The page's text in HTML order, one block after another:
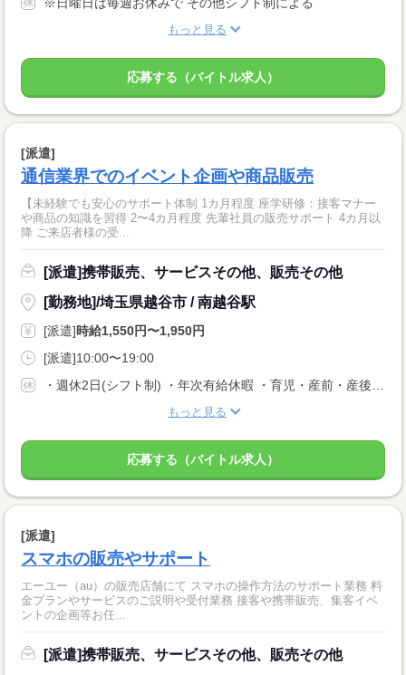
※日曜日は毎週お休みで その他シフト制による
もっと見る
応募する（バイトル求人）
[派遣]
通信業界でのイベント企画や商品販売
【未経験でも安心のサポート体制 1カ月程度 座学研修：接客マナー
や商品の知識を習得 2〜4カ月程度 先輩社員の販売サポート 4カ月以
降 ご来店者様の受...
[派遣]携帯販売、サービスその他、販売その他
[勤務地]/埼玉県越谷市 / 南越谷駅
[派遣]時給1,550円〜1,950円
[派遣]10:00〜19:00
・週休2日(シフト制) ・年次有給休暇 ・育児・産前・産後休暇 ・弔事休暇 ・結婚休暇 ・出産休暇 ・交通遮断休暇 ・感染症休暇 ・罹災休暇 ・私傷病休暇 ・その他社内規定による休暇多数有
もっと見る
応募する（バイトル求人）
[派遣]
スマホの販売やサポート
エーユー（au）の販売店舗にて スマホの操作方法のサポート業務 料
金プランやサービスのご説明や受付業務 接客や携帯販売、集客イベ
ントの企画等お任...
[派遣]携帯販売、サービスその他、販売その他